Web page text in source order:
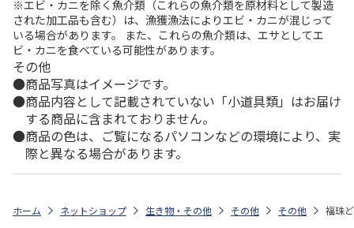
※エビ・カニを除く魚介類（これらの魚介類を原材料として製造
された加工品も含む）は、漁獲漁法によりエビ・カニが混じって
いる場合があります。 また、これらの魚介類は、エサとしてエ
ビ・カニを食べている可能性があります。
その他
商品写真はイメージです。
商品内容として記載されていない「小道具類」はお届け
する商品に含まれておりません。
商品の色は、ご覧になるパソコンなどの環境により、実
際と異なる場合があります。
ホーム ネットショップ 生き物・その他 その他 その他 福珠